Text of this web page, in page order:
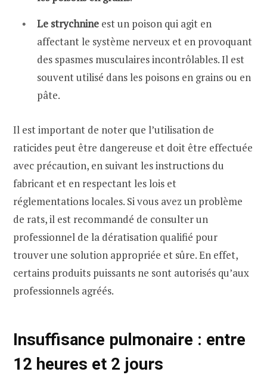
Le strychnine est un poison qui agit en
affectant le système nerveux et en provoquant
des spasmes musculaires incontrôlables. Il est
souvent utilisé dans les poisons en grains ou en
pâte.
Il est important de noter que l’utilisation de
raticides peut être dangereuse et doit être effectuée
avec précaution, en suivant les instructions du
fabricant et en respectant les lois et
réglementations locales. Si vous avez un problème
de rats, il est recommandé de consulter un
professionnel de la dératisation qualifié pour
trouver une solution appropriée et sûre. En effet,
certains produits puissants ne sont autorisés qu’aux
professionnels agréés.
Insuffisance pulmonaire : entre
12 heures et 2 jours